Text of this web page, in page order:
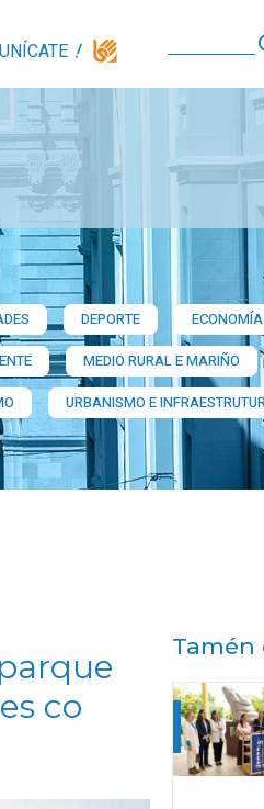
DEPORTE ECONOMÍA
MEDIO RURAL E MARIÑO
URBANISMO E
co
Tamén